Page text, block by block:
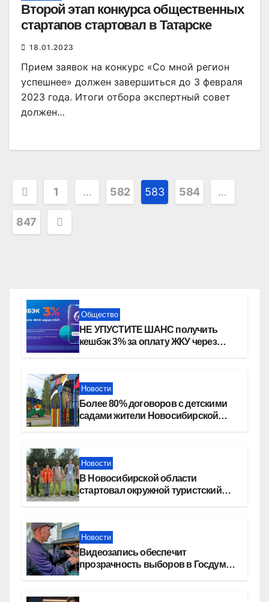
Второй этап конкурса общественных
стартапов стартовал в Татарске
18.01.2023
Прием заявок на конкурс «Со мной регион
успешнее» должен завершиться до 3 февраля
2023 года. Итоги отбора экспертный совет
должен…
Пагинация
записей
1 … 582 583 584 …
847
Общество
НЕ УПУСТИТЕ ШАНС получить
кешбэк 3% за оплату ЖКУ через
Новости
Более 80% договоров с детскими
садами жители Новосибирской
Новости
В Новосибирской области
стартовал окружной туристский
Новости
Видеозапись обеспечит
прозрачность выборов в Госдуму